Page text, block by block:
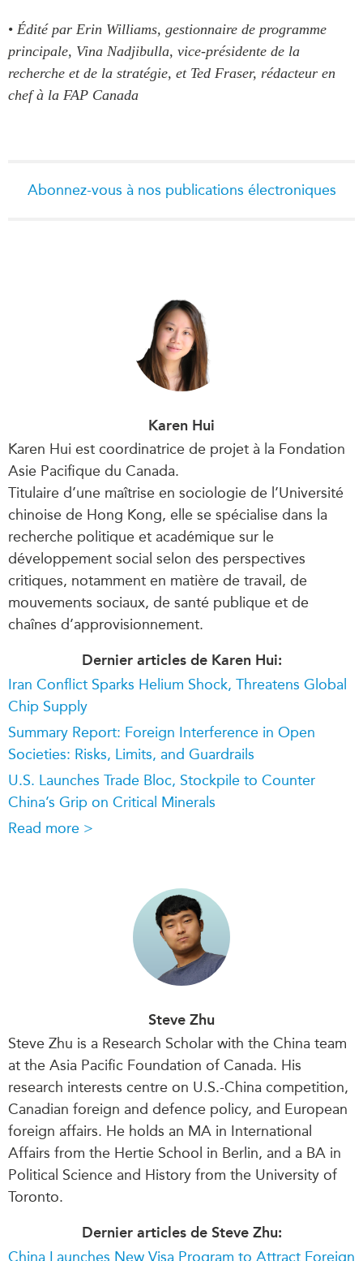
• Édité par Erin Williams, gestionnaire de programme
principale, Vina Nadjibulla, vice-présidente de la
recherche et de la stratégie, et Ted Fraser, rédacteur en
chef à la FAP Canada
Abonnez-vous à nos publications électroniques
Karen Hui
Karen Hui est coordinatrice de projet à la Fondation
Asie Pacifique du Canada.
Titulaire d’une maîtrise en sociologie de l’Université
chinoise de Hong Kong, elle se spécialise dans la
recherche politique et académique sur le
développement social selon des perspectives
critiques, notamment en matière de travail, de
mouvements sociaux, de santé publique et de
chaînes d’approvisionnement.
Dernier articles de Karen Hui:
Iran Conflict Sparks Helium Shock, Threatens Global
Chip Supply
Summary Report: Foreign Interference in Open
Societies: Risks, Limits, and Guardrails
U.S. Launches Trade Bloc, Stockpile to Counter
China’s Grip on Critical Minerals
Read more >
Steve Zhu
Steve Zhu is a Research Scholar with the China team
at the Asia Pacific Foundation of Canada. His
research interests centre on U.S.-China competition,
Canadian foreign and defence policy, and European
foreign affairs. He holds an MA in International
Affairs from the Hertie School in Berlin, and a BA in
Political Science and History from the University of
Toronto.
Dernier articles de Steve Zhu:
China Launches New Visa Program to Attract Foreign